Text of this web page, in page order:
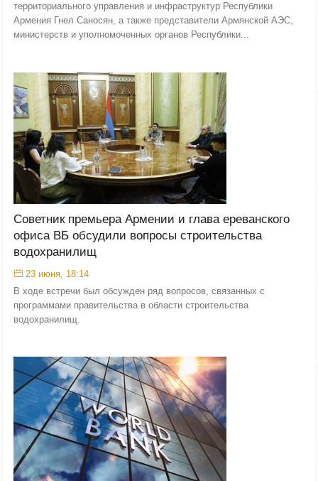
территориального управления и инфраструктур Республики
Армения Гнел Саносян, а также представители Армянской АЭС,
министерств и уполномоченных органов Республики...
Советник премьера Армении и глава ереванского
офиса ВБ обсудили вопросы строительства
водохранилищ
23 июня, 18:14
В ходе встречи был обсужден ряд вопросов, связанных с
программами правительства в области строительства
водохранилищ.